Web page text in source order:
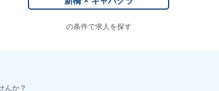
の条件で求人を探す
んか？